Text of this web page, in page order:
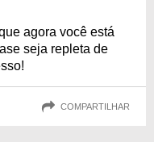
agora você está
seja repleta de
COMPARTILHAR